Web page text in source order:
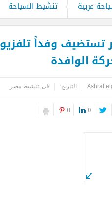
مركز أبوظبي للخلايا الجذعية ينجح
مطارات دبي تتوقع زيادة استثنائية في أعداد
كأس العالم وحتى لا تضيع
المواقع الأثرية والمتاحف المصرية
عربية تنشيط السياحة
وفداً
الوافدة
Ashraf التاريخ: فى :تنشيط مصر
0
0